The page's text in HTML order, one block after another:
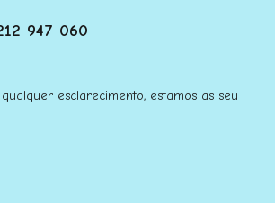
947 060
esclarecimento, estamos as seu